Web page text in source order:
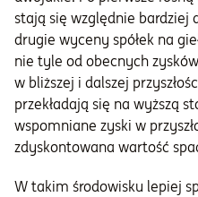
stają się względnie bardziej
drugie wyceny spółek na
nie tyle od obecnych
w bliższej i dalszej
przekładają się na wyższą
wspomniane zyski w
zdyskontowana wartość
W takim środowisku lepiej